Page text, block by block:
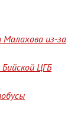
из-за
Бийской ЦГБ